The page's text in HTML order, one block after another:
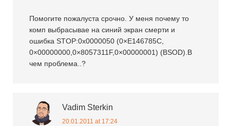
Помогите пожалуста срочно. У меня почему то
комп выбрасывае на синий экран смерти и
ошибка STOP:0x0000050 (0×E146785C,
0×00000000,0×8057311F,0×00000001) (BSOD).В
чем проблема..?
Vadim Sterkin
20.01.2011 at 17:24